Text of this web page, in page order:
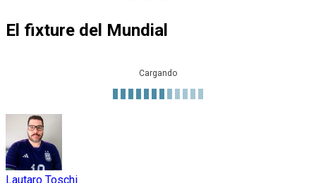
El fixture del Mundial
Cargando
Lautaro Toschi